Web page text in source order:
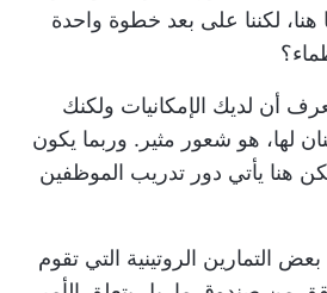
لكننا على بعد خطوة واحدة
أن لديك الإمكانيات ولكنك
لها، هو شعور مثير. وربما يكون
هنا يأتي دور تدريب الموظفين
التمارين الروتينية التي تقوم